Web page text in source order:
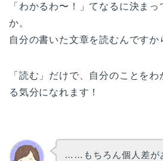
「わかるわ〜！」てなるに決ま
か。
自分の書いた文章を読むんですか
「読む」だけで、自分のことを
る気分になれます！
……もちろん個人差が